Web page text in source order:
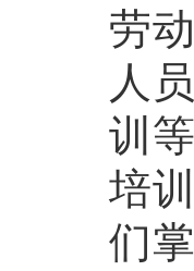
劳
人
训
培
们